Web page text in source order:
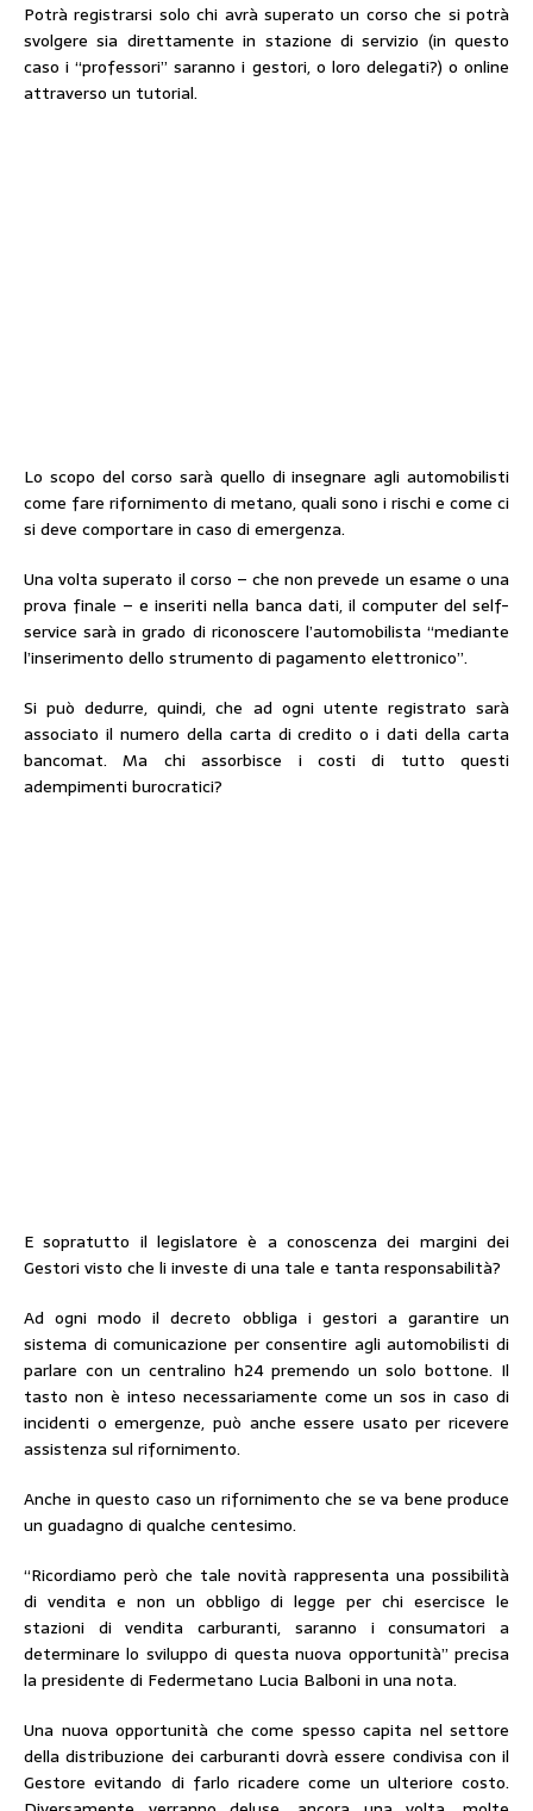
Potrà registrarsi solo chi avrà superato un corso che si potrà
svolgere sia direttamente in stazione di servizio (in questo
caso i “professori” saranno i gestori, o loro delegati?) o online
attraverso un tutorial.
Lo scopo del corso sarà quello di insegnare agli automobilisti
come fare rifornimento di metano, quali sono i rischi e come ci
si deve comportare in caso di emergenza.
Una volta superato il corso – che non prevede un esame o una
prova finale – e inseriti nella banca dati, il computer del self-
service sarà in grado di riconoscere l’automobilista “mediante
l’inserimento dello strumento di pagamento elettronico”.
Si può dedurre, quindi, che ad ogni utente registrato sarà
associato il numero della carta di credito o i dati della carta
bancomat. Ma chi assorbisce i costi di tutto questi
adempimenti burocratici?
E sopratutto il legislatore è a conoscenza dei margini dei
Gestori visto che li investe di una tale e tanta responsabilità?
Ad ogni modo il decreto obbliga i gestori a garantire un
sistema di comunicazione per consentire agli automobilisti di
parlare con un centralino h24 premendo un solo bottone. Il
tasto non è inteso necessariamente come un sos in caso di
incidenti o emergenze, può anche essere usato per ricevere
assistenza sul rifornimento.
Anche in questo caso un rifornimento che se va bene produce
un guadagno di qualche centesimo.
“Ricordiamo però che tale novità rappresenta una possibilità
di vendita e non un obbligo di legge per chi esercisce le
stazioni di vendita carburanti, saranno i consumatori a
determinare lo sviluppo di questa nuova opportunità” precisa
la presidente di Federmetano Lucia Balboni in una nota.
Una nuova opportunità che come spesso capita nel settore
della distribuzione dei carburanti dovrà essere condivisa con il
Gestore evitando di farlo ricadere come un ulteriore costo.